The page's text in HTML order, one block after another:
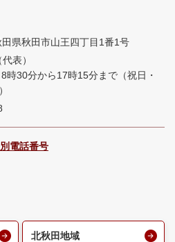
県秋田市山王四丁目1番1号
表）
時30分から17時15分まで （祝日・
電話番号
北秋田地域